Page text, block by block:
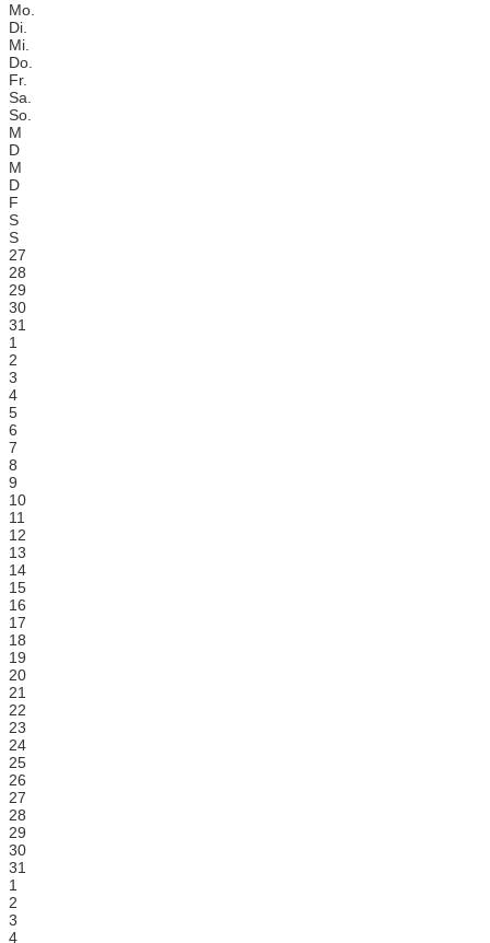
Mo.
Di.
Mi.
Do.
Fr.
Sa.
So.
M
D
M
D
F
S
S
27
28
29
30
31
1
2
3
4
5
6
7
8
9
10
11
12
13
14
15
16
17
18
19
20
21
22
23
24
25
26
27
28
29
30
31
1
2
3
4